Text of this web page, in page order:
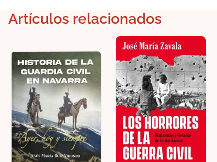
Artículos relacionados